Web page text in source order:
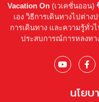
Vacation On (เวเคชั่นออน)
เอง วิธีการเดินทางไปต่าง
การเดินทาง และความรู้ทั่ว
ประสบการณ์การหลงทา
นโยบ